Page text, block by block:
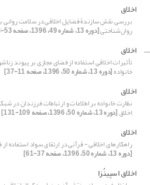
اخلاق
بررسی نقش سازندۀ فضایل اخلاقی در سلامت روانی
روان‌شناختی[دوره 13، شماره 49، 1396، صفحه 53-73]
اخلاق
تأثیرات اخلاقی استفاده از فضای مجازی بر پیوند
خانواده[دوره 13، شماره 50، 1396، صفحه 11-37]
اخلاق
نظارت خانواده بر اطلاعات و ارتباطات فرزندان در
اخلاق[دوره 13، شماره 50، 1396، صفحه 109-131]
اخلاق
راهکارهای اخلاقی - قرآنی در ارتقای سواد استفاده
[دوره 13، شماره 50، 1396، صفحه 37-61]
اخلاق اسپینُزا